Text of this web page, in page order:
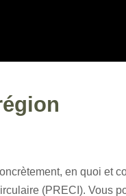
en quoi et
(PRECI). Vous